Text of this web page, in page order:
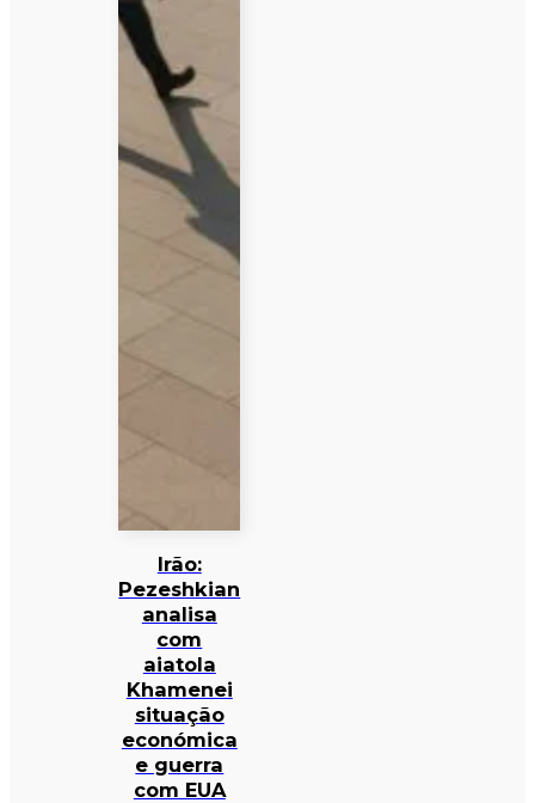
Irão:
Pezeshkian
analisa
com
aiatola
Khamenei
situação
económica
e guerra
com EUA